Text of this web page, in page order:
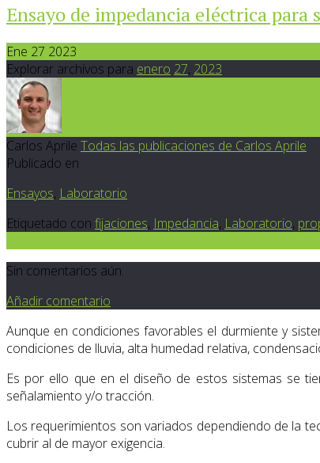
Ensayo de impedancia eléctrica
Ene 27 2023
Explorar archivos para enero 27, 2023
Carlos Aprile Todas las publicaciones de Carlos Aprile
Publicado en
Ensayos, Laboratorio
Etiquetado con fijaciones, Impedancia, Laboratorio,
Sin comentarios aún.
Añadir comentario
Aunque en condiciones favorables el durmiente y
condiciones de lluvia, alta humedad relativa,
Es por ello que en el diseño de estos sistemas se
señalamiento y/o tracción.
Los requerimientos son variados dependiendo de la
cubrir al de mayor exigencia.